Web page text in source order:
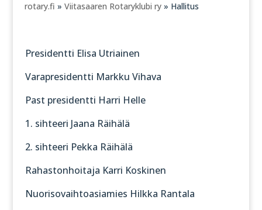
rotary.fi »Viitasaaren Rotaryklubi ry » Hallitus
Presidentti Elisa Utriainen
Varapresidentti Markku Vihava
Past presidentti Harri Helle
1. sihteeri Jaana Räihälä
2. sihteeri Pekka Räihälä
Rahastonhoitaja Karri Koskinen
Nuorisovaihtoasiamies Hilkka Rantala